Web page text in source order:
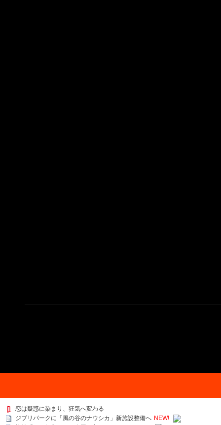
恋は疑惑に染まり、狂気へ変わる
ジブリパークに「風の谷のナウシカ」新施設整備へ NEW!